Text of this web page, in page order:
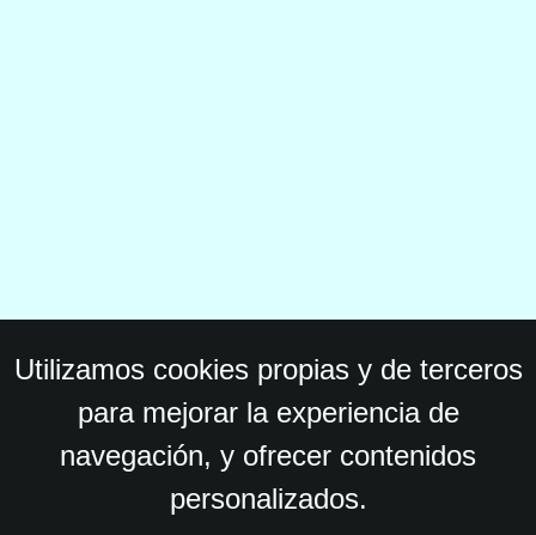
Utilizamos cookies propias y de terceros
para mejorar la experiencia de
navegación, y ofrecer contenidos
personalizados.